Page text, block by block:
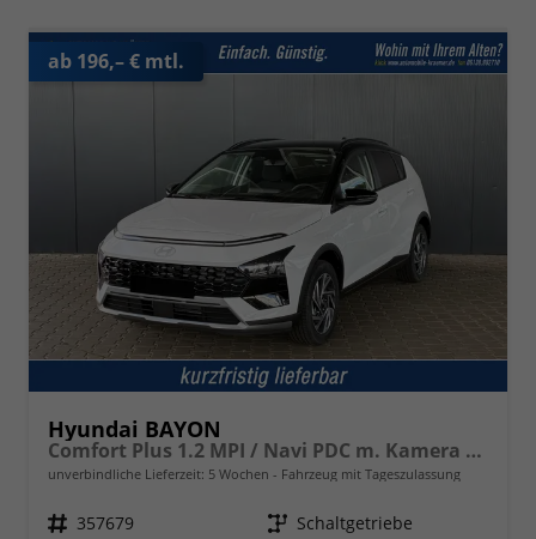
ab 196,– € mtl.
Hyundai BAYON
Comfort Plus 1.2 MPI / Navi PDC m. Kamera Klimaautom./ LED Sitz & Lenkr.Heiz/ Alu16
unverbindliche Lieferzeit: 5 Wochen Fahrzeug mit Tageszulassung
Fahrzeugnr. 357679 Getriebe Schaltgetriebe